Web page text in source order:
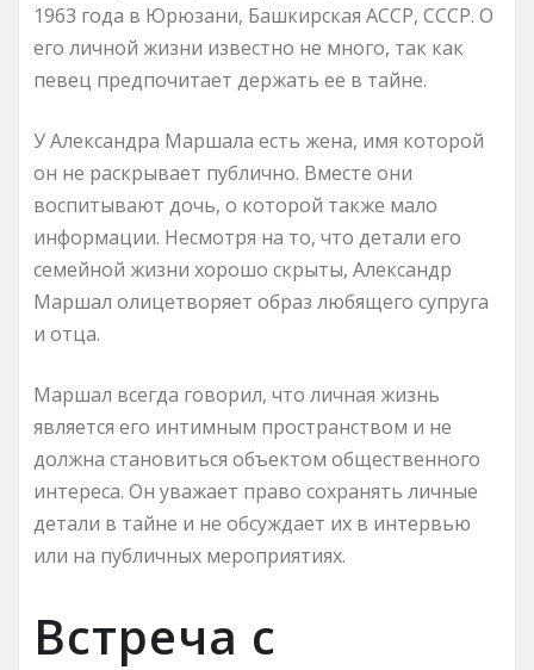
1963 года в Юрюзани, Башкирская АССР, СССР. О
его личной жизни известно не много, так как
певец предпочитает держать ее в тайне.
У Александра Маршала есть жена, имя которой
он не раскрывает публично. Вместе они
воспитывают дочь, о которой также мало
информации. Несмотря на то, что детали его
семейной жизни хорошо скрыты, Александр
Маршал олицетворяет образ любящего супруга
и отца.
Маршал всегда говорил, что личная жизнь
является его интимным пространством и не
должна становиться объектом общественного
интереса. Он уважает право сохранять личные
детали в тайне и не обсуждает их в интервью
или на публичных мероприятиях.
Встреча с